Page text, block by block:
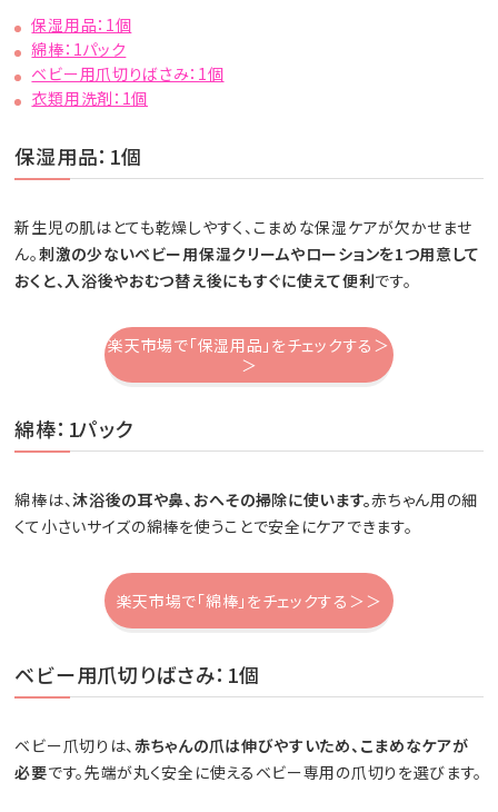
保湿用品：1個
綿棒：1パック
ベビー用爪切りばさみ：1個
衣類用洗剤：1個
保湿用品：1個
新生児の肌はとても乾燥しやすく、こまめな保湿ケアが欠かせませ
ん。刺激の少ないベビー用保湿クリームやローションを1つ用意して
おくと、入浴後やおむつ替え後にもすぐに使えて便利です。
楽天市場で「保湿用品」をチェックする＞
＞
綿棒：1パック
綿棒は、沐浴後の耳や鼻、おへその掃除に使います。赤ちゃん用の細
くて小さいサイズの綿棒を使うことで安全にケアできます。
楽天市場で「綿棒」をチェックする＞＞
ベビー用爪切りばさみ：1個
ベビー爪切りは、赤ちゃんの爪は伸びやすいため、こまめなケアが
必要です。先端が丸く安全に使えるベビー専用の爪切りを選びます。